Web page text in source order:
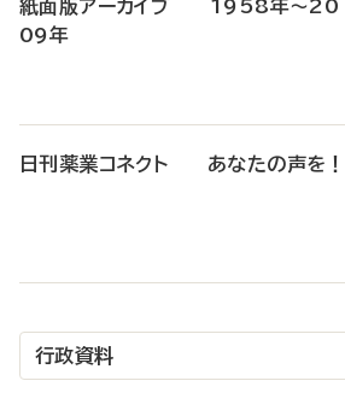
紙面版アーカイブ 1958年～20
09年
日刊薬業コネクト あなたの声を！
行政資料